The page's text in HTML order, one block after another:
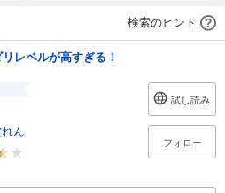
検索のヒント
レベルが高すぎる！
ん
試し読み
フォロー